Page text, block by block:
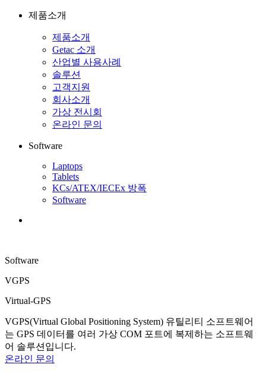
제품소개
제품소개
Getac 소개
산업별 사용사례
솔루션
고객지원
회사소개
가상 전시회
온라인 문의
Software
Laptops
Tablets
KCs/ATEX/IECEx 방폭
Software
Software
VGPS
Virtual-GPS
VGPS(Virtual Global Positioning System) 유틸리티 소프트웨어
는 GPS 데이터를 여러 가상 COM 포트에 복제하는 소프트웨
어 솔루션입니다.
온라인 문의